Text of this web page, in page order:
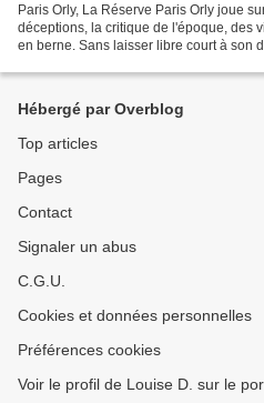
Paris Orly, La Réserve Paris Orly joue
déceptions, la critique de l'époque, des
en berne. Sans laisser libre court à son
Hébergé par Overblog
Top articles
Pages
Contact
Signaler un abus
C.G.U.
Cookies et données personnelles
Préférences cookies
Voir le profil de Louise D. sur le